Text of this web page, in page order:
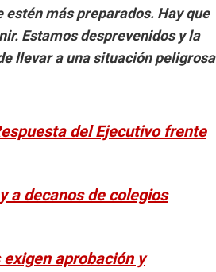
estén más preparados. Hay que
Estamos desprevenidos y la
llevar a una situación peligrosa
del Ejecutivo frente
a decanos de colegios
aprobación y